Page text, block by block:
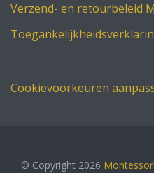
Verzend- en retourbeleid
Cookievoorkeuren
© Copyright 2026